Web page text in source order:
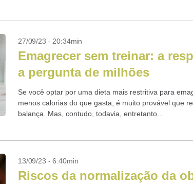
27/09/23 - 20:34min
Emagrecer sem treinar: a
a pergunta de milhões
Se você optar por uma dieta mais restritiva para
menos calorias do que gasta, é muito provável que
balança. Mas, contudo, todavia, entretanto…
13/09/23 - 6:40min
Riscos da normalização da